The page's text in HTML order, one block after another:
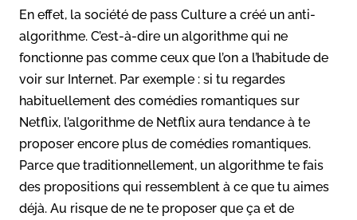
En effet, la société de pass Culture a créé un anti-
algorithme. C’est-à-dire un algorithme qui ne
fonctionne pas comme ceux que l’on a l’habitude de
voir sur Internet. Par exemple : si tu regardes
habituellement des comédies romantiques sur
Netflix, l’algorithme de Netflix aura tendance à te
proposer encore plus de comédies romantiques.
Parce que traditionnellement, un algorithme te fais
des propositions qui ressemblent à ce que tu aimes
déjà. Au risque de ne te proposer que ça et de